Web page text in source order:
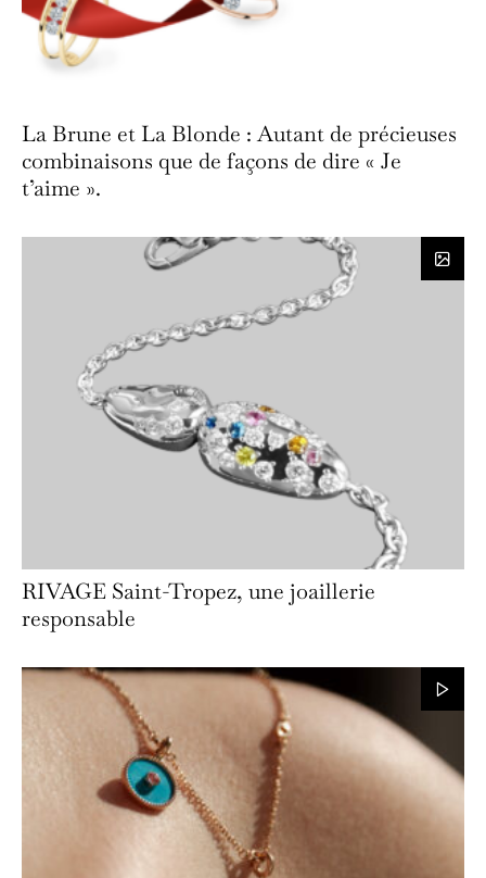
La Brune et La Blonde : Autant de précieuses
combinaisons que de façons de dire « Je
t’aime ».
RIVAGE Saint-Tropez, une joaillerie
responsable